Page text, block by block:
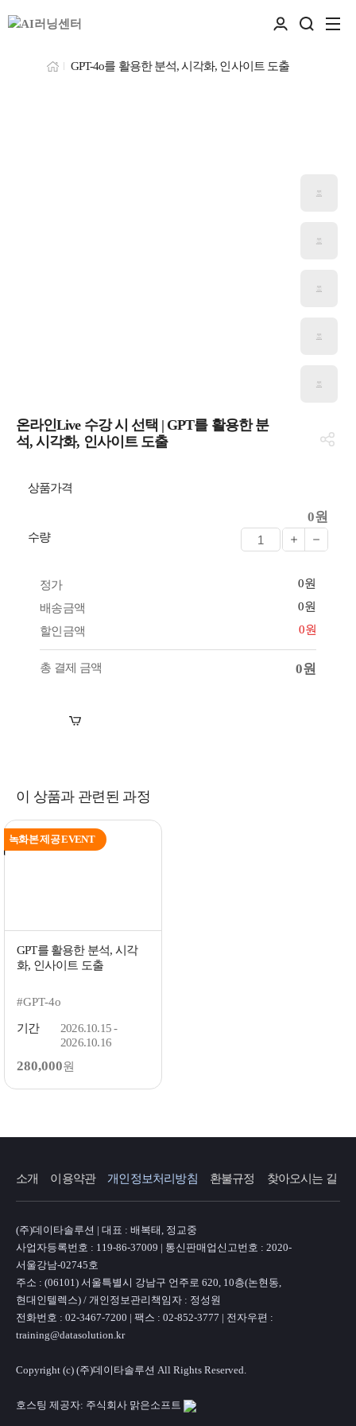
GPT-4o를 활용한 분석, 시각화, 인사이트 도출
온라인Live 수강 시 선택 | GPT를 활용한 분
석, 시각화, 인사이트 도출
상품가격
0원
수량
정가
0원
배송금액
0원
할인금액
0원
총 결제 금액 0원
이 상품과 관련된 과정
녹화본 제공 EVENT
GPT를 활용한 분석, 시각
화, 인사이트 도출
#GPT-4o
기간
2026.10.15 -
2026.10.16
280,000원
소개 이용약관 개인정보처리방침 환불규정 찾아오시는 길
(주)데이타솔루션 | 대표 : 배복태, 정교중
사업자등록번호 : 119-86-37009 | 통신판매업신고번호 : 2020-
서울강남-02745호
주소 : (06101) 서울특별시 강남구 언주로 620, 10층(논현동,
현대인텔렉스) / 개인정보관리책임자 : 정성원
전화번호 : 02-3467-7200 | 팩스 : 02-852-3777 | 전자우편 :
training@datasolution.kr
Copyright (c) (주)데이타솔루션 All Rights Reserved.
호스팅 제공자: 주식회사 맑은소프트